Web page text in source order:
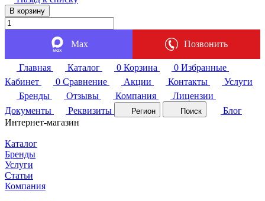
В корзину
Max Позвонить
Главная Каталог 0 Корзина 0 Избранные
Кабинет
0 Сравнение Акции Контакты
Услуги
Бренды
Отзывы Компания
Лицензии
Документы
Реквизиты Регион Поиск
Блог
Интернет-магазин
Каталог
Бренды
Услуги
Статьи
Компания